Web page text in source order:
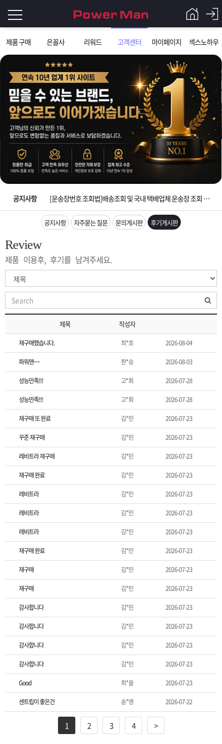
제품 구매 은꼴사 리워드 고객센터 마이페이지 섹스노하우
그
인
이
필
요
니
로
Q&A
파
워
맨
제
품
매
은
사
스
노
하
우
고
객
센
터
마
이
페
지
주
문
회
공지사항
입금확인이 안되는 상황을 대비해 꼭 입금후 고객센터 연락바랍니다.
[2026구정 연휴]설 연휴 배송 및 휴무 안내
[운송장번호 조회법]배송조회 및 국내 택배업체 운송장 조회 하는법
[ios앱 오픈]아이폰 고객 앱설치 가능합니다.
입금확인이 안되는 상황을 대비해 꼭 입금후 고객센터 연락바랍니다.
[2026구정 연휴]설 연휴 배송 및 휴무 안내
공지사항 자주묻는 질문 문의게시판 후기게시판
Review
제품 이용후, 후기를 남겨주세요.
제목 작성자
재구매했습니다. 최*호 2026-08-04
파워맨~~ 한*승 2026-08-03
성능만족!!! 고*회 2026-07-28
성능만족!!! 고*회 2026-07-28
재구매 또 완료 김*민 2026-07-23
꾸준 재구매 김*민 2026-07-23
레비트라 재구매 김*민 2026-07-23
재구매 완료 김*민 2026-07-23
레비트라 김*민 2026-07-23
레비트라 김*민 2026-07-23
레비트라 김*민 2026-07-23
재구매 완료 김*민 2026-07-23
재구매 김*민 2026-07-23
재구매 김*민 2026-07-23
감사합니다 김*민 2026-07-23
감사합니다 김*민 2026-07-23
감사합니다 김*민 2026-07-23
감사합니다 김*민 2026-07-23
Good 최*을 2026-07-23
센트립이 좋은건 송*영 2026-07-22
1 2 3 4 >